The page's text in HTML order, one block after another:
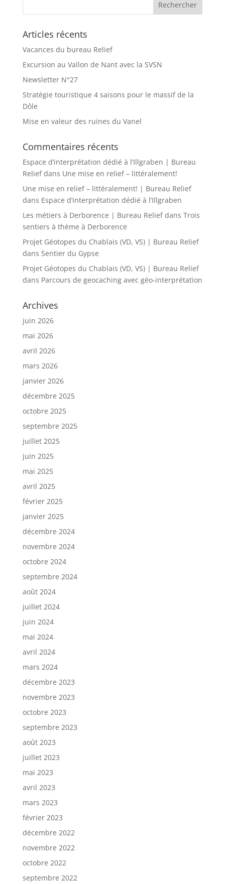
Articles récents
Vacances du bureau Relief
Excursion au Vallon de Nant avec la SVSN
Newsletter N°27
Stratégie touristique 4 saisons pour le massif de la
Dôle
Mise en valeur des ruines du Vanel
Commentaires récents
Espace d’interprétation dédié à l’Illgraben | Bureau
Reliefdans Une mise en relief – littéralement!
Une mise en relief – littéralement! | Bureau Relief
dans Espace d’interprétation dédié à l’Illgraben
Les métiers à Derborence | Bureau Reliefdans Trois
sentiers à thème à Derborence
Projet Géotopes du Chablais (VD, VS) | Bureau Relief
dans Sentier du Gypse
Projet Géotopes du Chablais (VD, VS) | Bureau Relief
dans Parcours de geocaching avec géo-interprétation
Archives
juin 2026
mai 2026
avril 2026
mars 2026
janvier 2026
décembre 2025
octobre 2025
septembre 2025
juillet 2025
juin 2025
mai 2025
avril 2025
février 2025
janvier 2025
décembre 2024
novembre 2024
octobre 2024
septembre 2024
août 2024
juillet 2024
juin 2024
mai 2024
avril 2024
mars 2024
décembre 2023
novembre 2023
octobre 2023
septembre 2023
août 2023
juillet 2023
mai 2023
avril 2023
mars 2023
février 2023
décembre 2022
novembre 2022
octobre 2022
septembre 2022